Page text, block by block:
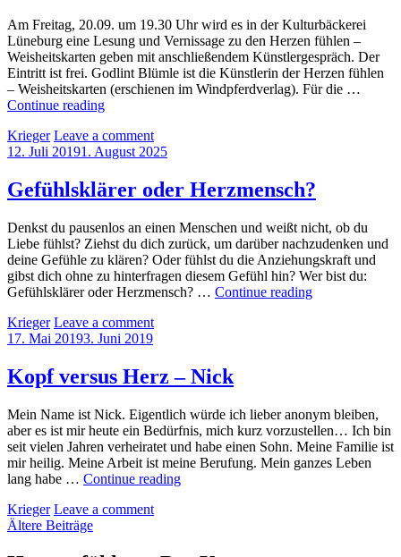
Am Freitag, 20.09. um 19.30 Uhr wird es in der Kulturbäckerei
Lüneburg eine Lesung und Vernissage zu den Herzen fühlen –
Weisheitskarten geben mit anschließendem Künstlergespräch. Der
Eintritt ist frei. Godlint Blümle ist die Künstlerin der Herzen fühlen
– Weisheitskarten (erschienen im Windpferdverlag). Für die …
Continue readingHerzen
–
Vernissage
by
Krieger Leave a comment
Posted
12. Juli 20191. August 2025
Gefühlsklärer oder Herzmensch?
Denkst du pausenlos an einen Menschen und weißt nicht, ob du
Liebe fühlst? Ziehst du dich zurück, um darüber nachzudenken und
deine Gefühle zu klären? Oder fühlst du die Anziehungskraft und
gibst dich ohne zu hinterfragen diesem Gefühl hin? Wer bist du:
Gefühlsklärer oder Herzmensch? … Continue readingGefühlsklärer
by
Krieger Leave a comment
Posted
17. Mai 20193. Juni 2019
Kopf versus Herz – Nick
Mein Name ist Nick. Eigentlich würde ich lieber anonym bleiben,
aber es ist mir heute ein Bedürfnis, mich kurz vorzustellen… Ich bin
seit vielen Jahren verheiratet und habe einen Sohn. Meine Familie ist
mir heilig. Meine Arbeit ist meine Berufung. Mein ganzes Leben
lang habe … Continue readingKopf
by
Krieger Leave a comment
Beitragsnavigation
Ältere Beiträge